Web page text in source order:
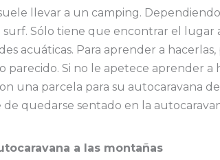
llevar a un camping.
Sólo tiene que encontrar el lugar
acuáticas. Para aprender a
parecido. Si no le apetece aprender
una parcela para su autocaravana
quedarse sentado en la
a las montañas